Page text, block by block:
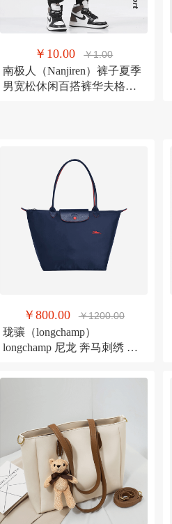
￥10.00 ￥1.00
南极人（Nanjiren）裤子夏季
男宽松休闲百搭裤华夫格长
￥800.00 ￥1200.00
珑骧（longchamp）
longchamp 尼龙 奔马刺绣 长
蓝